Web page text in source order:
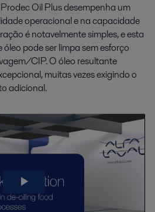
Oil Plus desempenha um
operacional e na capacidade
é notavelmente simples, e esta
pode ser limpa sem esforço
CIP. O óleo resultante
muitas vezes exigindo o
adicional.